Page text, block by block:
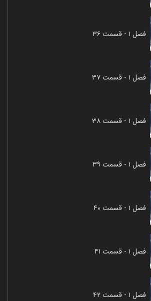
فصل ۱ - قسمت ۳۶
فصل ۱ - قسمت ۳۷
فصل ۱ - قسمت ۳۸
فصل ۱ - قسمت ۳۹
فصل ۱ - قسمت ۴۰
فصل ۱ - قسمت ۴۱
فصل ۱ - قسمت ۴۲